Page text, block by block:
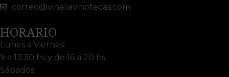
correo@vinaliavinotecas.com
HORARIO
Lunes a Viernes:
9 a 13:30 hs y de 16 a 20 hs
Sábados: